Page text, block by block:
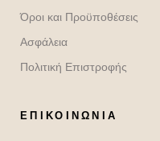
Όροι και Προϋποθέσεις
Ασφάλεια
Πολιτική Επιστροφής
ΕΠΙΚΟΙΝΩΝΙΑ